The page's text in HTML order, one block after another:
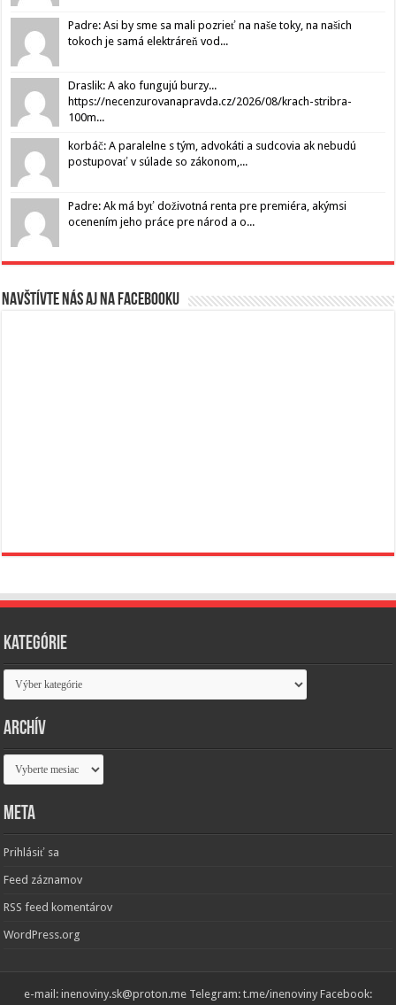
Padre: Asi by sme sa mali pozrieť na naše toky, na našich
tokoch je samá elektráreň vod...
Draslik: A ako fungujú burzy...
https://necenzurovanapravda.cz/2026/08/krach-stribra-
100m...
korbáč: A paralelne s tým, advokáti a sudcovia ak nebudú
postupovať v súlade so zákonom,...
Padre: Ak má byť doživotná renta pre premiéra, akýmsi
ocenením jeho práce pre národ a o...
Navštívte nás aj na Facebooku
Kategórie
Kategórie
Archív
Archív
Meta
Prihlásiť sa
Feed záznamov
RSS feed komentárov
WordPress.org
e-mail: inenoviny.sk@proton.me Telegram: t.me/inenoviny Facebook: